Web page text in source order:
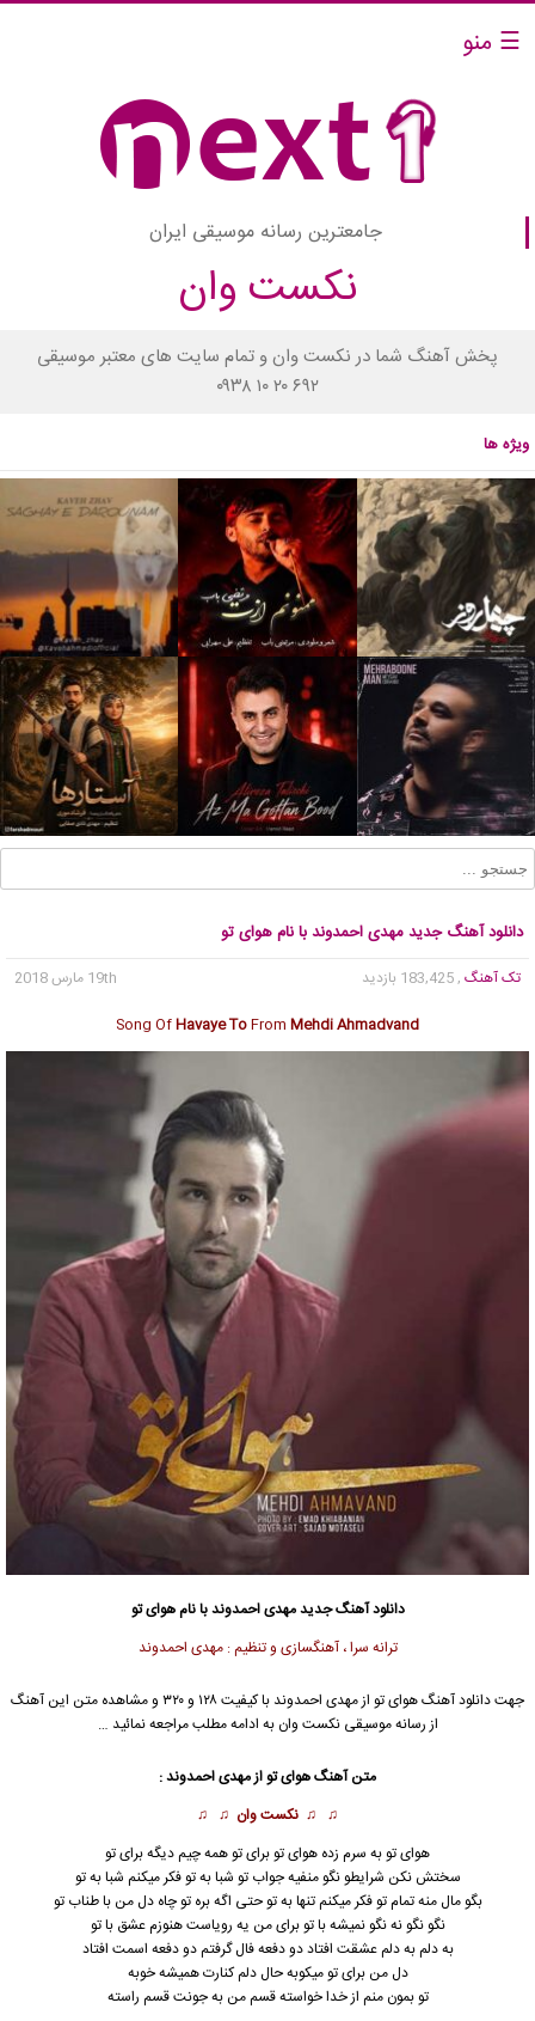
☰ منو
جامعترین رسانه موسیقی ایران
نکست وان
پخش آهنگ شما در نکست وان و تمام سایت های معتبر موسیقی
۰۹۳۸ ۱۰ ۲۰ ۶۹۲
ویژه ها
دانلود آهنگ جدید مهدی احمدوند با نام هوای تو
تک آهنگ , 183,425 بازدید
19th مارس 2018
Song OfHavaye ToFrom Mehdi Ahmadvand
دانلود آهنگ جدیدمهدی احمدوندبا نام هوای تو
ترانه سرا ، آهنگسازی و تنظیم : مهدی احمدوند
جهت دانلود آهنگ هوای تو ازمهدی احمدوند
با کیفیت ۱۲۸ و ۳۲۰ و مشاهده متن این آهنگ
از رسانه موسیقی نکست وان به ادامه مطلب مراجعه نمائید …
متن آهنگهوای توازمهدی احمدوند:
♫ ♫ نکست وان ♫ ♫
هوای تو به سرم زده هوای تو برای تو همه چیم دیگه برای تو
سختش نکن شرایطو نگو منفیه جواب تو شبا به تو فکر میکنم شبا به تو
بگو مال منه تمام تو فکر میکنم تنها به تو حتی اگه بره تو چاه دل من با طناب تو
نگو نگو نه نگو نمیشه با تو برای من یه رویاست هنوزم عشق با تو
به دلم به دلم عشقت افتاد دو دفعه فال گرفتم دو دفعه اسمت افتاد
دل من برای تو میکوبه حال دلم کنارت همیشه خوبه
تو بمون منم از خدا خواسته قسم من به جونت قسم راسته